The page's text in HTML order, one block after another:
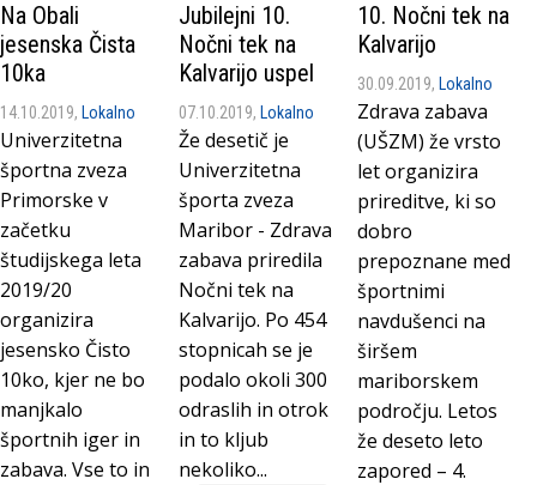
Na Obali
jesenska Čista
10ka
14.10.2019, Lokalno
Univerzitetna
športna zveza
Primorske v
začetku
študijskega leta
2019/20
organizira
jesensko Čisto
10ko, kjer ne bo
manjkalo
športnih iger in
zabava. Vse to in
Jubilejni 10.
Nočni tek na
Kalvarijo uspel
07.10.2019, Lokalno
Že desetič je
Univerzitetna
športa zveza
Maribor - Zdrava
zabava priredila
Nočni tek na
Kalvarijo. Po 454
stopnicah se je
podalo okoli 300
odraslih in otrok
in to kljub
nekoliko...
10. Nočni tek na
Kalvarijo
30.09.2019, Lokalno
Zdrava zabava
(UŠZM) že vrsto
let organizira
prireditve, ki so
dobro
prepoznane med
športnimi
navdušenci na
širšem
mariborskem
področju. Letos
že deseto leto
zapored – 4.